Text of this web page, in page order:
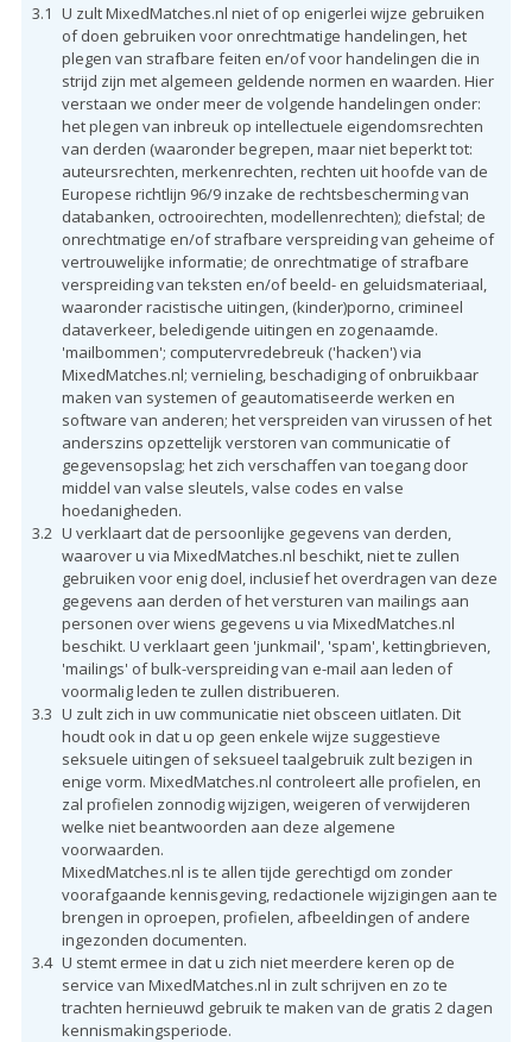
3.1 U zult MixedMatches.nl niet of op enigerlei wijze gebruiken
of doen gebruiken voor onrechtmatige handelingen, het
plegen van strafbare feiten en/of voor handelingen die in
strijd zijn met algemeen geldende normen en waarden. Hier
verstaan we onder meer de volgende handelingen onder:
het plegen van inbreuk op intellectuele eigendomsrechten
van derden (waaronder begrepen, maar niet beperkt tot:
auteursrechten, merkenrechten, rechten uit hoofde van de
Europese richtlijn 96/9 inzake de rechtsbescherming van
databanken, octrooirechten, modellenrechten); diefstal; de
onrechtmatige en/of strafbare verspreiding van geheime of
vertrouwelijke informatie; de onrechtmatige of strafbare
verspreiding van teksten en/of beeld- en geluidsmateriaal,
waaronder racistische uitingen, (kinder)porno, crimineel
dataverkeer, beledigende uitingen en zogenaamde.
'mailbommen'; computervredebreuk ('hacken') via
MixedMatches.nl; vernieling, beschadiging of onbruikbaar
maken van systemen of geautomatiseerde werken en
software van anderen; het verspreiden van virussen of het
anderszins opzettelijk verstoren van communicatie of
gegevensopslag; het zich verschaffen van toegang door
middel van valse sleutels, valse codes en valse
hoedanigheden.
3.2 U verklaart dat de persoonlijke gegevens van derden,
waarover u via MixedMatches.nl beschikt, niet te zullen
gebruiken voor enig doel, inclusief het overdragen van deze
gegevens aan derden of het versturen van mailings aan
personen over wiens gegevens u via MixedMatches.nl
beschikt. U verklaart geen 'junkmail', 'spam', kettingbrieven,
'mailings' of bulk-verspreiding van e-mail aan leden of
voormalig leden te zullen distribueren.
3.3 U zult zich in uw communicatie niet obsceen uitlaten. Dit
houdt ook in dat u op geen enkele wijze suggestieve
seksuele uitingen of seksueel taalgebruik zult bezigen in
enige vorm. MixedMatches.nl controleert alle profielen, en
zal profielen zonnodig wijzigen, weigeren of verwijderen
welke niet beantwoorden aan deze algemene
voorwaarden.
MixedMatches.nl is te allen tijde gerechtigd om zonder
voorafgaande kennisgeving, redactionele wijzigingen aan te
brengen in oproepen, profielen, afbeeldingen of andere
ingezonden documenten.
3.4 U stemt ermee in dat u zich niet meerdere keren op de
service van MixedMatches.nl in zult schrijven en zo te
trachten hernieuwd gebruik te maken van de gratis 2 dagen
kennismakingsperiode.